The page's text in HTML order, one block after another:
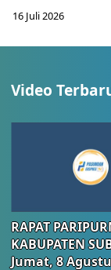
16 Juli 2026
Video
RAPAT
KABUPATEN
Jumat, 8